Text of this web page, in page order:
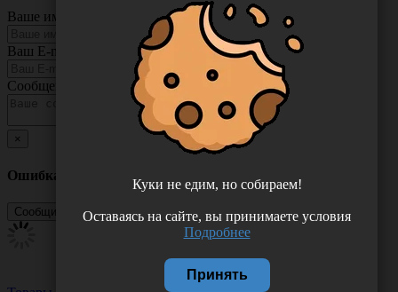
Ваше имя
Ваш E-mail
Сообщение
×
Ошибка
Куки не едим, но собираем!
Оставаясь на сайте, вы принимаете условия
Подробнее
Принять